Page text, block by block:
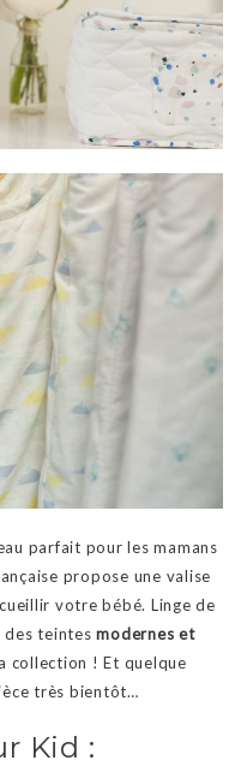
parfait pour les mamans
propose une valise
votre bébé. Linge de
des teintesmodernes et
collection ! Et quelque
très bientôt…
Kid :